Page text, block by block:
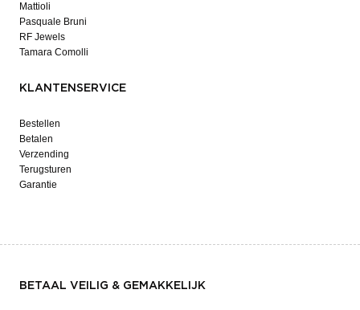
Mattioli
Pasquale Bruni
RF Jewels
Tamara Comolli
KLANTENSERVICE
Bestellen
Betalen
Verzending
Terugsturen
Garantie
BETAAL VEILIG & GEMAKKELIJK